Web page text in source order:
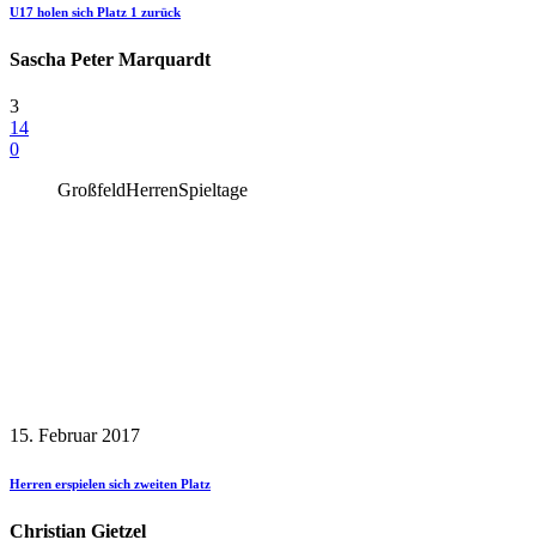
U17 holen sich Platz 1 zurück
Sascha Peter Marquardt
3
14
0
GroßfeldHerrenSpieltage
15. Februar 2017
Herren erspielen sich zweiten Platz
Christian Gietzel